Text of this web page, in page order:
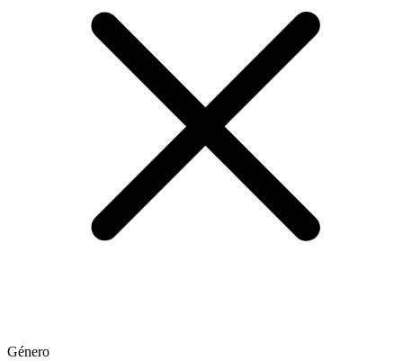
Género